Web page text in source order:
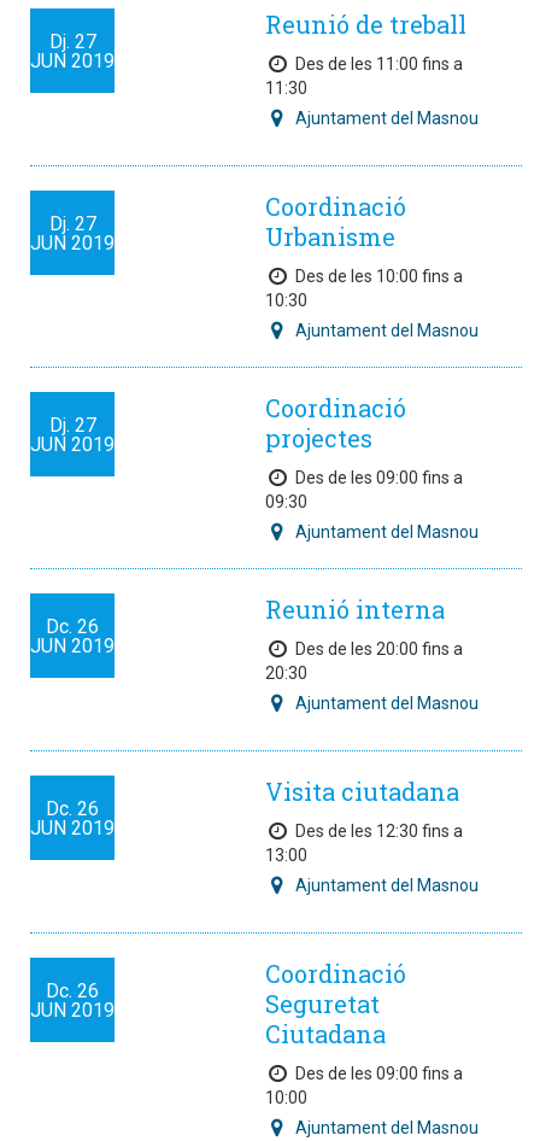
Dj. 27
JUN 2019
Reunió de treball
Des de les 11:00 fins a
11:30
Ajuntament del Masnou
Dj. 27
JUN 2019
Coordinació
Urbanisme
Des de les 10:00 fins a
10:30
Ajuntament del Masnou
Dj. 27
JUN 2019
Coordinació
projectes
Des de les 09:00 fins a
09:30
Ajuntament del Masnou
Dc. 26
JUN 2019
Reunió interna
Des de les 20:00 fins a
20:30
Ajuntament del Masnou
Dc. 26
JUN 2019
Visita ciutadana
Des de les 12:30 fins a
13:00
Ajuntament del Masnou
Dc. 26
JUN 2019
Coordinació
Seguretat
Ciutadana
Des de les 09:00 fins a
10:00
Ajuntament del Masnou